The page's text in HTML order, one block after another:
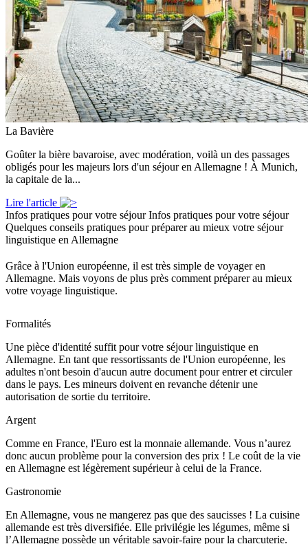
La Bavière
Goûter la bière bavaroise, avec modération, voilà un des passages
obligés pour les majeurs lors d'un séjour en Allemagne ! À Munich,
la capitale de la...
Lire l'article
Infos pratiques pour votre séjour Infos pratiques pour votre séjour
Quelques conseils pratiques pour préparer au mieux votre séjour
linguistique en Allemagne
Grâce à l'Union européenne, il est très simple de voyager en
Allemagne. Mais voyons de plus près comment préparer au mieux
votre voyage linguistique.
Formalités
Une pièce d'identité suffit pour votre séjour linguistique en
Allemagne. En tant que ressortissants de l'Union européenne, les
adultes n'ont besoin d'aucun autre document pour entrer et circuler
dans le pays. Les mineurs doivent en revanche détenir une
autorisation de sortie du territoire.
Argent
Comme en France, l'Euro est la monnaie allemande. Vous n’aurez
donc aucun problème pour la conversion des prix ! Le coût de la vie
en Allemagne est légèrement supérieur à celui de la France.
Gastronomie
En Allemagne, vous ne mangerez pas que des saucisses ! La cuisine
allemande est très diversifiée. Elle privilégie les légumes, même si
l’Allemagne possède un véritable savoir-faire pour la charcuterie.